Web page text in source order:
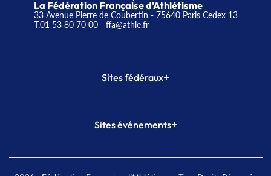
La Fédération Française d'Athlétisme
33 Avenue Pierre de Coubertin - 75640 Paris Cedex 13
T.01 53 80 70 00- ffa@athle.fr
Sites fédéraux+
Plateforme Formation
Sites événements+
Meeting de Paris indoor